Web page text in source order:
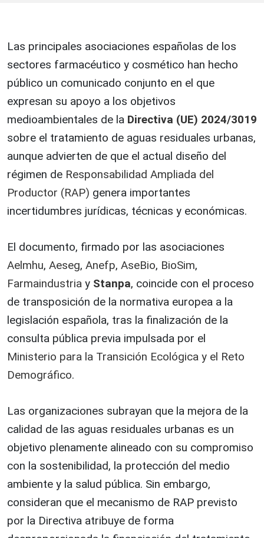
Las principales asociaciones españolas de los
sectores farmacéutico y cosmético han hecho
público un comunicado conjunto en el que
expresan su apoyo a los objetivos
medioambientales de la Directiva (UE) 2024/3019
sobre el tratamiento de aguas residuales urbanas,
aunque advierten de que el actual diseño del
régimen de Responsabilidad Ampliada del
Productor (RAP) genera importantes
incertidumbres jurídicas, técnicas y económicas.
El documento, firmado por las asociaciones
Aelmhu, Aeseg, Anefp, AseBio, BioSim,
Farmaindustria y Stanpa, coincide con el proceso
de transposición de la normativa europea a la
legislación española, tras la finalización de la
consulta pública previa impulsada por el
Ministerio para la Transición Ecológica y el Reto
Demográfico.
Las organizaciones subrayan que la mejora de la
calidad de las aguas residuales urbanas es un
objetivo plenamente alineado con su compromiso
con la sostenibilidad, la protección del medio
ambiente y la salud pública. Sin embargo,
consideran que el mecanismo de RAP previsto
por la Directiva atribuye de forma